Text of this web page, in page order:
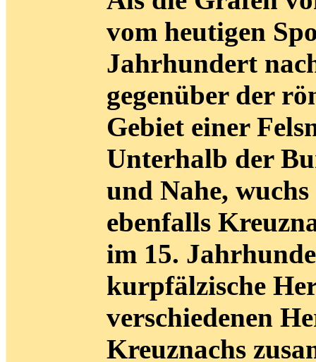
vom heutigen
Jahrhundert
gegenüber der
Gebiet einer
Unterhalb der
und Nahe,
ebenfalls
im 15.
kurpfälzische
verschiedenen
Kreuznachs